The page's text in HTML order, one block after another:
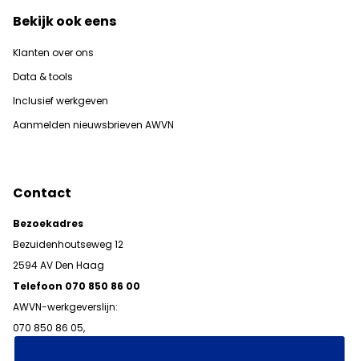
Bekijk ook eens
Klanten over ons
Data & tools
Inclusief werkgeven
Aanmelden nieuwsbrieven AWVN
Contact
Bezoekadres
Bezuidenhoutseweg 12
2594 AV Den Haag
Telefoon 070 850 86 00
AWVN-werkgeverslijn:
070 850 86 05,